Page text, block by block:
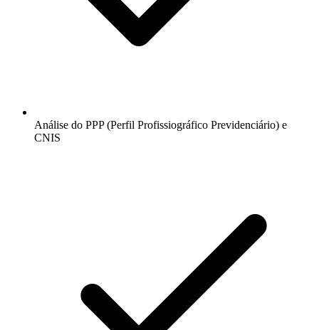
Análise do PPP (Perfil Profissiográfico Previdenciário) e
CNIS